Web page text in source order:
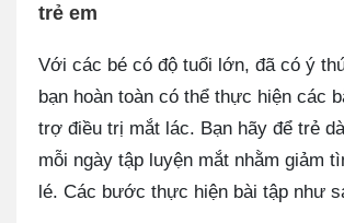
trẻ em
Với các bé có độ tuổi lớn, đã có ý
bạn hoàn toàn có thể thực hiện các
trợ điều trị mắt lác. Bạn hãy để trẻ
mỗi ngày tập luyện mắt nhằm giảm
lé. Các bước thực hiện bài tập như